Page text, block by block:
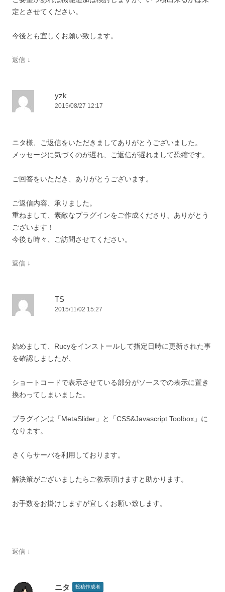
定とさせてください。
今後とも宜しくお願い致します。
返信 ↓
yzk
2015/08/27 12:17
ニタ様、ご返信をいただきましてありがとうございました。
メッセージに気づくのが遅れ、ご返信が遅れまして恐縮です。
ご回答をいただき、ありがとうございます。
ご返信内容、承りました。
重ねまして、素敵なプラグインをご作成くださり、ありがとう
ございます！
今後も時々、ご訪問させてください。
返信 ↓
TS
2015/11/02 15:27
始めまして、Rucyをインストールして指定日時に更新された事
を確認しましたが、
ショートコードで表示させている部分がソースでの表示に置き
換わってしまいました。
プラグインは「MetaSlider」と「CSS&Javascript Toolbox」に
なります。
さくらサーバを利用しております。
解決策がございましたらご教示頂けますと助かります。
お手数をお掛けしますが宜しくお願い致します。
返信 ↓
ニタ 投稿作成者